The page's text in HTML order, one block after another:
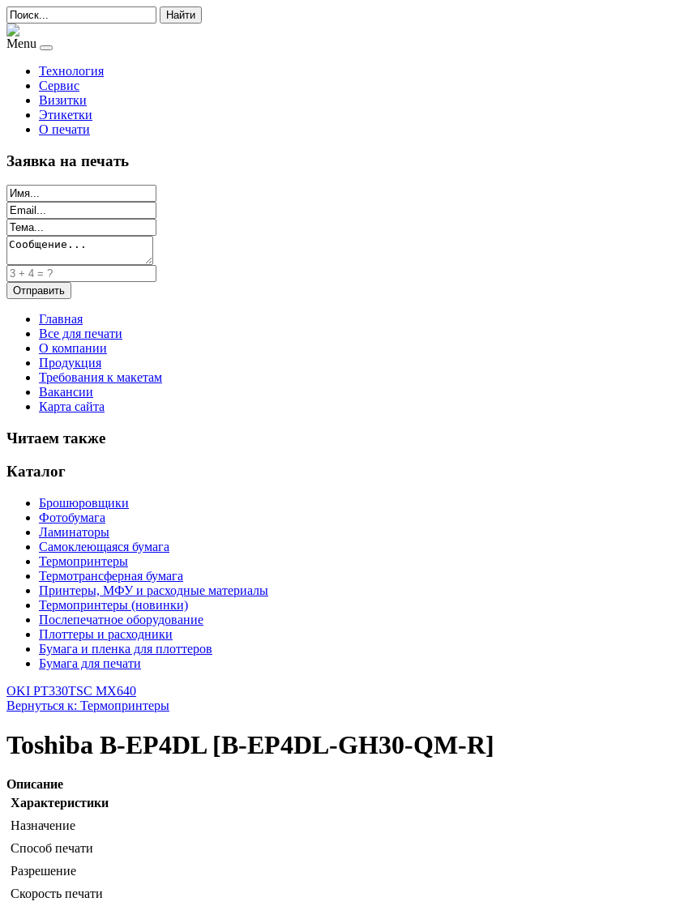
Найти
Menu
Технология
Сервис
Визитки
Этикетки
О печати
Заявка на печать
Главная
Все для печати
О компании
Продукция
Требования к макетам
Вакансии
Карта сайта
Читаем также
Каталог
Брошюровщики
Фотобумага
Ламинаторы
Самоклеющаяся бумага
Термопринтеры
Термотрансферная бумага
Принтеры, МФУ и расходные материалы
Термопринтеры (новинки)
Послепечатное оборудование
Плоттеры и расходники
Бумага и пленка для плоттеров
Бумага для печати
OKI PT330TSC MX640
Вернуться к: Термопринтеры
Toshiba B-EP4DL [B-EP4DL-GH30-QM-R]
Описание
Характеристики
Назначение
Способ печати
Разрешение
Скорость печати